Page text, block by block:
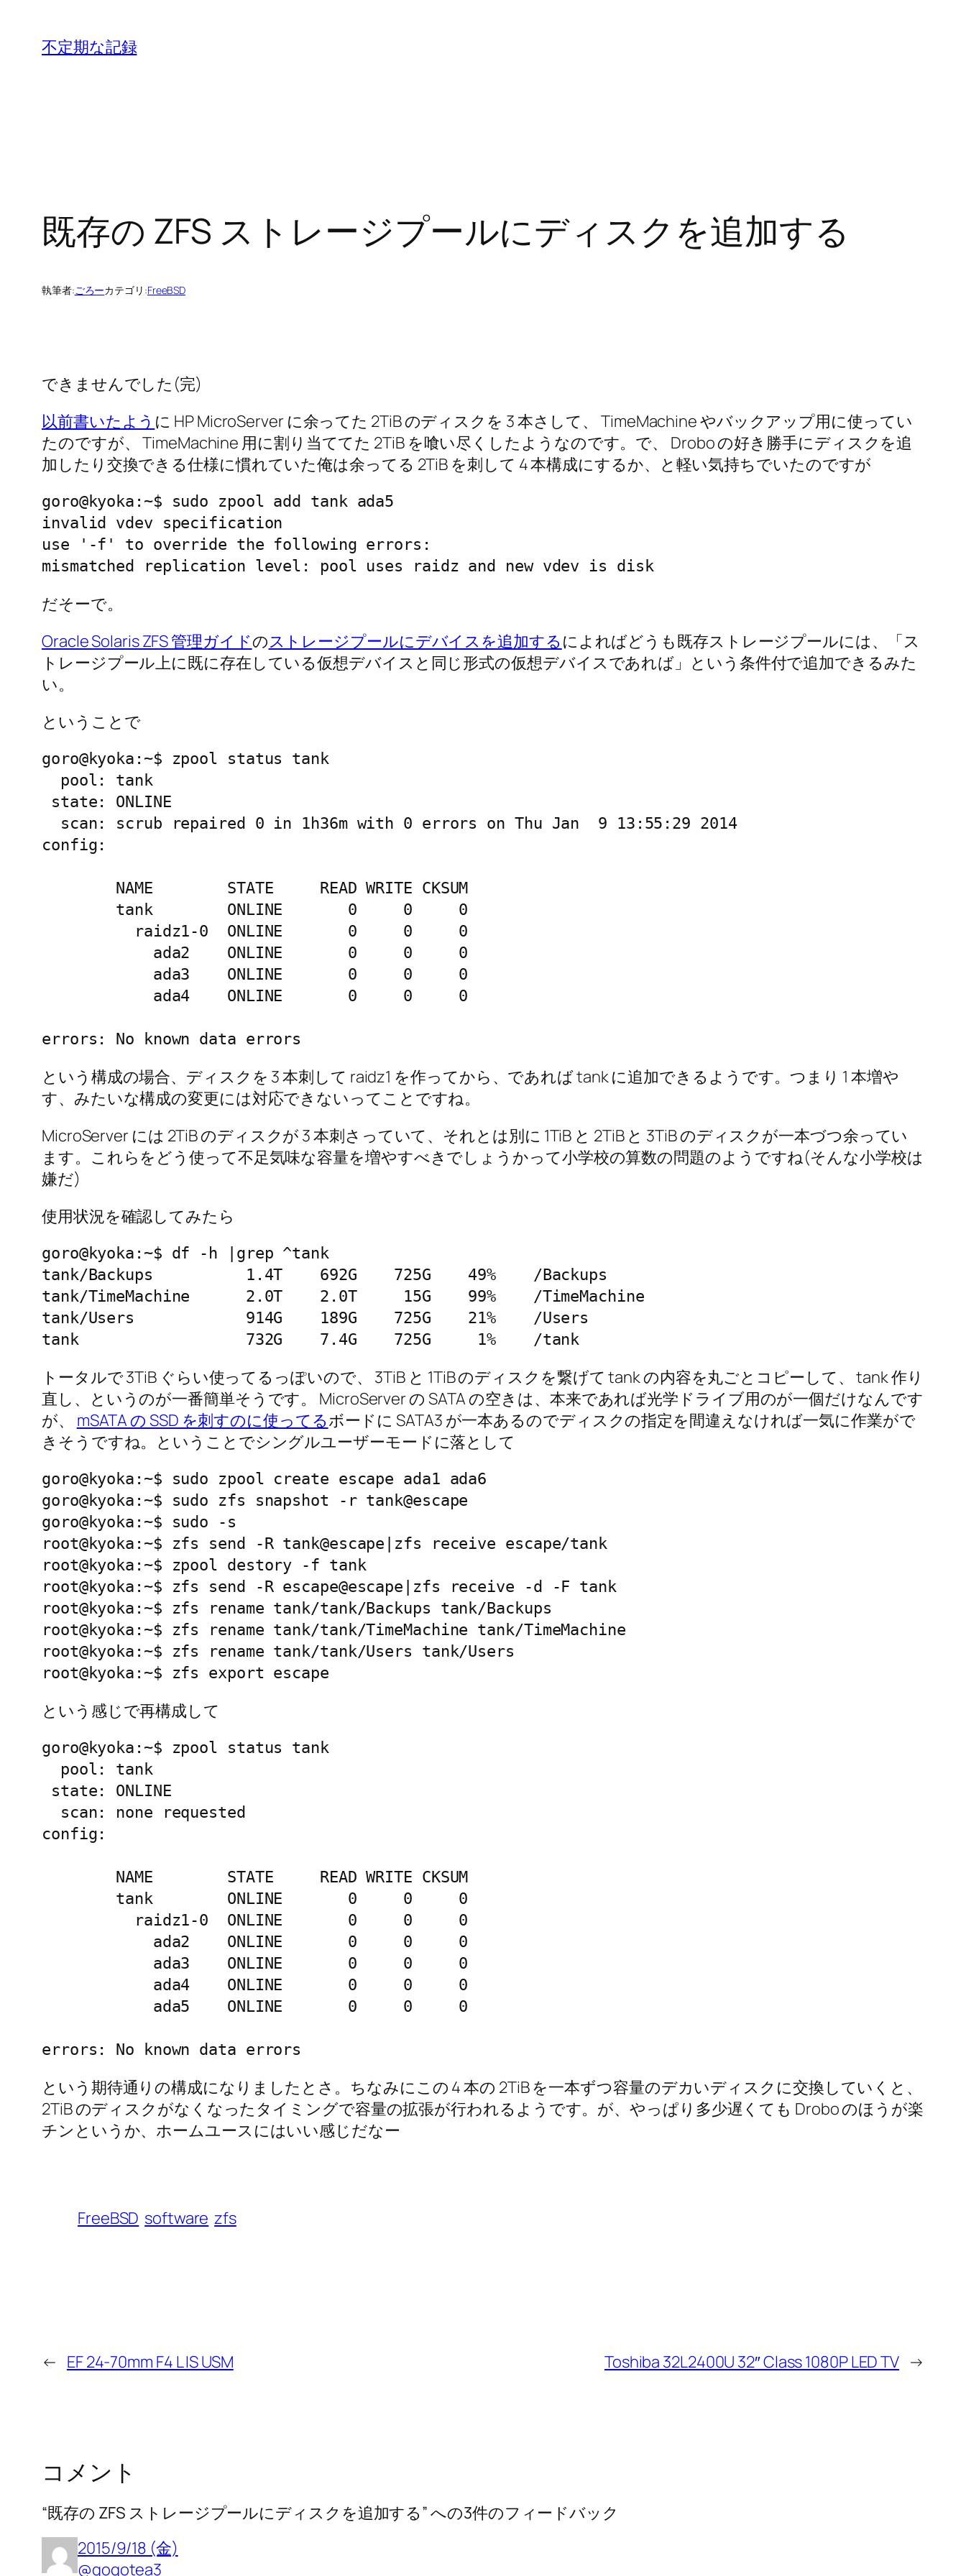
不定期な記録
既存の ZFS ストレージプールにディスクを追加する
執筆者:ごろーカテゴリ:FreeBSD
できませんでした(完)
以前書いたよう に HP MicroServer に余ってた 2TiB のディスクを 3 本さして、 TimeMachine やバックアップ用に使ってい
たのですが、 TimeMachine 用に割り当ててた 2TiB を喰い尽くしたようなのです。で、 Drobo の好き勝手にディスクを追
加したり交換できる仕様に慣れていた俺は余ってる 2TiB を刺して 4 本構成にするか、と軽い気持ちでいたのですが
goro@kyoka:~$ sudo zpool add tank ada5
invalid vdev specification
use '-f' to override the following errors:
mismatched replication level: pool uses raidz and new vdev is disk
だそーで。
Oracle Solaris ZFS 管理ガイドのストレージプールにデバイスを追加する によればどうも既存ストレージプールには、「ス
トレージプール上に既に存在している仮想デバイスと同じ形式の仮想デバイスであれば」という条件付で追加できるみた
い。
ということで
goro@kyoka:~$ zpool status tank
  pool: tank
state: ONLINE
  scan: scrub repaired 0 in 1h36m with 0 errors on Thu Jan  9 13:55:29 2014
config:
        NAME        STATE     READ WRITE CKSUM
        tank        ONLINE       0     0     0
          raidz1-0  ONLINE       0     0     0
            ada2    ONLINE       0     0     0
            ada3    ONLINE       0     0     0
            ada4    ONLINE       0     0     0
errors: No known data errors
という構成の場合、ディスクを 3 本刺して raidz1 を作ってから、であれば tank に追加できるようです。つまり 1 本増や
す、みたいな構成の変更には対応できないってことですね。
MicroServer には 2TiB のディスクが 3 本刺さっていて、それとは別に 1TiB と 2TiB と 3TiB のディスクが一本づつ余ってい
ます。これらをどう使って不足気味な容量を増やすべきでしょうかって小学校の算数の問題のようですね(そんな小学校は
嫌だ)
使用状況を確認してみたら
goro@kyoka:~$ df -h |grep ^tank
tank/Backups          1.4T    692G    725G    49%    /Backups
tank/TimeMachine      2.0T    2.0T     15G    99%    /TimeMachine
tank/Users            914G    189G    725G    21%    /Users
tank                  732G    7.4G    725G     1%    /tank
トータルで 3TiB ぐらい使ってるっぽいので、 3TiB と 1TiB のディスクを繋げて tank の内容を丸ごとコピーして、 tank 作り
直し、というのが一番簡単そうです。 MicroServer の SATA の空きは、本来であれば光学ドライブ用のが一個だけなんです
が、 mSATA の SSD を刺すのに使ってるボードに SATA3 が一本あるのでディスクの指定を間違えなければ一気に作業がで
きそうですね。ということでシングルユーザーモードに落として
goro@kyoka:~$ sudo zpool create escape ada1 ada6
goro@kyoka:~$ sudo zfs snapshot -r tank@escape
goro@kyoka:~$ sudo -s
root@kyoka:~$ zfs send -R tank@escape|zfs receive escape/tank
root@kyoka:~$ zpool destory -f tank
root@kyoka:~$ zfs send -R escape@escape|zfs receive -d -F tank
root@kyoka:~$ zfs rename tank/tank/Backups tank/Backups
root@kyoka:~$ zfs rename tank/tank/TimeMachine tank/TimeMachine
root@kyoka:~$ zfs rename tank/tank/Users tank/Users
という感じで再構成して
goro@kyoka:~$ zpool status tank
  pool: tank
state: ONLINE
  scan: none requested
config:
        NAME        STATE     READ WRITE CKSUM
        tank        ONLINE       0     0     0
          raidz1-0  ONLINE       0     0     0
            ada2    ONLINE       0     0     0
            ada3    ONLINE       0     0     0
            ada4    ONLINE       0     0     0
            ada5    ONLINE       0     0     0
errors: No known data errors
という期待通りの構成になりましたとさ。ちなみにこの 4 本の 2TiB を一本ずつ容量のデカいディスクに交換していくと、
2TiB のディスクがなくなったタイミングで容量の拡張が行われるようです。が、やっぱり多少遅くても Drobo のほうが楽
チンというか、ホームユースにはいい感じだなー
FreeBSD software zfs
← EF 24-70mm F4 L IS USM Toshiba 32L2400U 32″ Class 1080P LED TV →
コメント
“既存の ZFS ストレージプールにディスクを追加する” への3件のフィードバック
2015/9/18 (金)
@gogotea3